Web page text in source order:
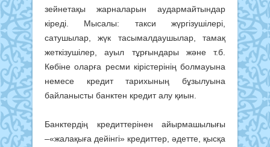
зейнетақы жарналарын аудармайтындар
кіреді. Мысалы: такси жүргізушілері,
сатушылар, жүк тасымалдаушылар, тамақ
жеткізушілер, ауыл тұрғындары және т.б.
Көбіне оларға ресми кірістерінің болмауына
немесе кредит тарихының бұзылуына
байланысты банктен кредит алу қиын.
Банктердің кредиттерінен айырмашылығы
–«жалақыға дейінгі» кредиттер, әдетте, қысқа